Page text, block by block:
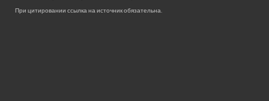
При цитировании ссылка на источник обязательна.